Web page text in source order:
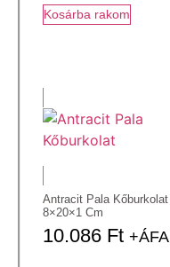
Kosárba rakom
Antracit Pala Kőburkolat
8×20×1 Cm
10.086 Ft +ÁFA